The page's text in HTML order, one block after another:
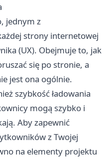
jednym z
strony internetowej
(UX). Obejmuje to, jak
się po stronie, a
jest ona ogólnie.
szybkość ładowania
mogą szybko i
Aby zapewnić
z Twojej
na elementy projektu